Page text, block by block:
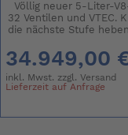
Völlig neuer 5-Liter-
32 Ventilen und VTEC.
die nächste Stufe
34.949,00
inkl. Mwst. zzgl.Versand
Lieferzeit auf Anfrage